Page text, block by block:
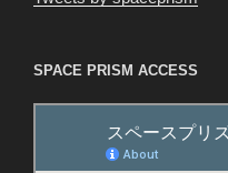
SPACE PRISM ACCESS